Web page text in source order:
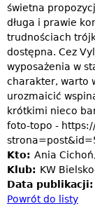
świetna
długa i prawie
trudnościach
dostępna. Cez
wyposażenia w
charakter, warto
urozmaicić
krótkimi nieco
foto-topo -
Kto: Ania
Klub: KW
Data publikacji:
Powrót do listy